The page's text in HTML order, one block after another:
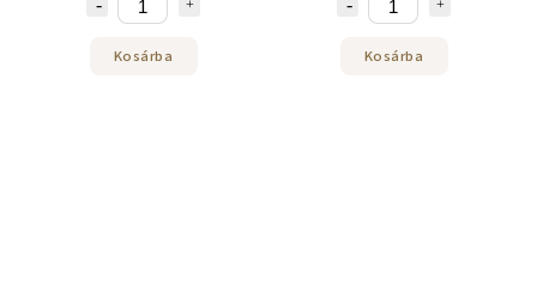
Kosárba Kosárba